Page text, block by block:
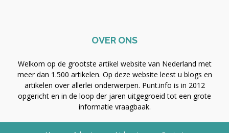
OVER ONS
Welkom op de grootste artikel website van Nederland met
meer dan 1.500 artikelen. Op deze website leest u blogs en
artikelen over allerlei onderwerpen. Punt.info is in 2012
opgericht en in de loop der jaren uitgegroeid tot een grote
informatie vraagbaak.